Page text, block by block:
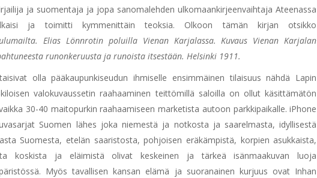
ja suomentaja ja jopa sanomalehden ulkomaankirjeenvaihtaja Ateenassa
ja toimitti kymmenittäin teoksia. Olkoon tämän kirjan otsikko
Elias Lönnrotin poluilla Vienan Karjalassa. Kuvaus Vienan Karjalan
runonkeruusta ja runoista itsestään. Helsinki 1911.
olla pääkaupunkiseudun ihmiselle ensimmäinen tilaisuus nähdä Lapin
valokuvaussetin raahaaminen teittömillä saloilla on ollut käsittämätön
30-40 maitopurkin raahaamiseen marketista autoon parkkipaikalle. iPhone
Suomen lähes joka niemestä ja notkosta ja saarelmasta, idyllisestä
Suomesta, etelän saaristosta, pohjoisen eräkämpistä, korpien asukkaista,
koskista ja eläimistä olivat keskeinen ja tärkeä isänmaakuvan luoja
Myös tavallisen kansan elämä ja suoranainen kurjuus ovat Inhan